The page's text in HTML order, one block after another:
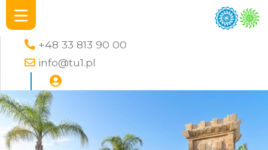
+48 33 813 90 00
info@tu1.pl